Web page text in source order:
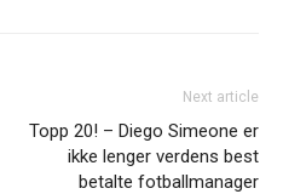
Next article
Topp 20! – Diego Simeone er
ikke lenger verdens best
betalte fotballmanager